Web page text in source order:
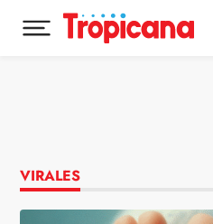
Desplegar menú principal
VIRALES